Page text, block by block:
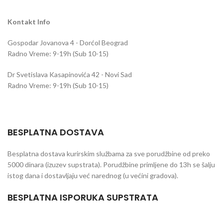
Kontakt Info
Gospodar Jovanova 4 - Dorćol Beograd
Radno Vreme: 9-19h (Sub 10-15)
Dr Svetislava Kasapinovića 42 - Novi Sad
Radno Vreme: 9-19h (Sub 10-15)
BESPLATNA DOSTAVA
Besplatna dostava kurirskim službama za sve porudžbine od preko
5000 dinara (izuzev supstrata). Porudžbine primljene do 13h se šalju
istog dana i dostavljaju već narednog (u većini gradova).
BESPLATNA ISPORUKA SUPSTRATA